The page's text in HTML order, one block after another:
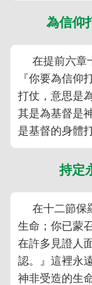
為信仰
在提前六章
『你要為信仰
打仗，意思是
其是為基督是
是基督的身體
持定
在十二節保
生命；你已蒙
在許多見證人
認。』這裡永
神非受造的生